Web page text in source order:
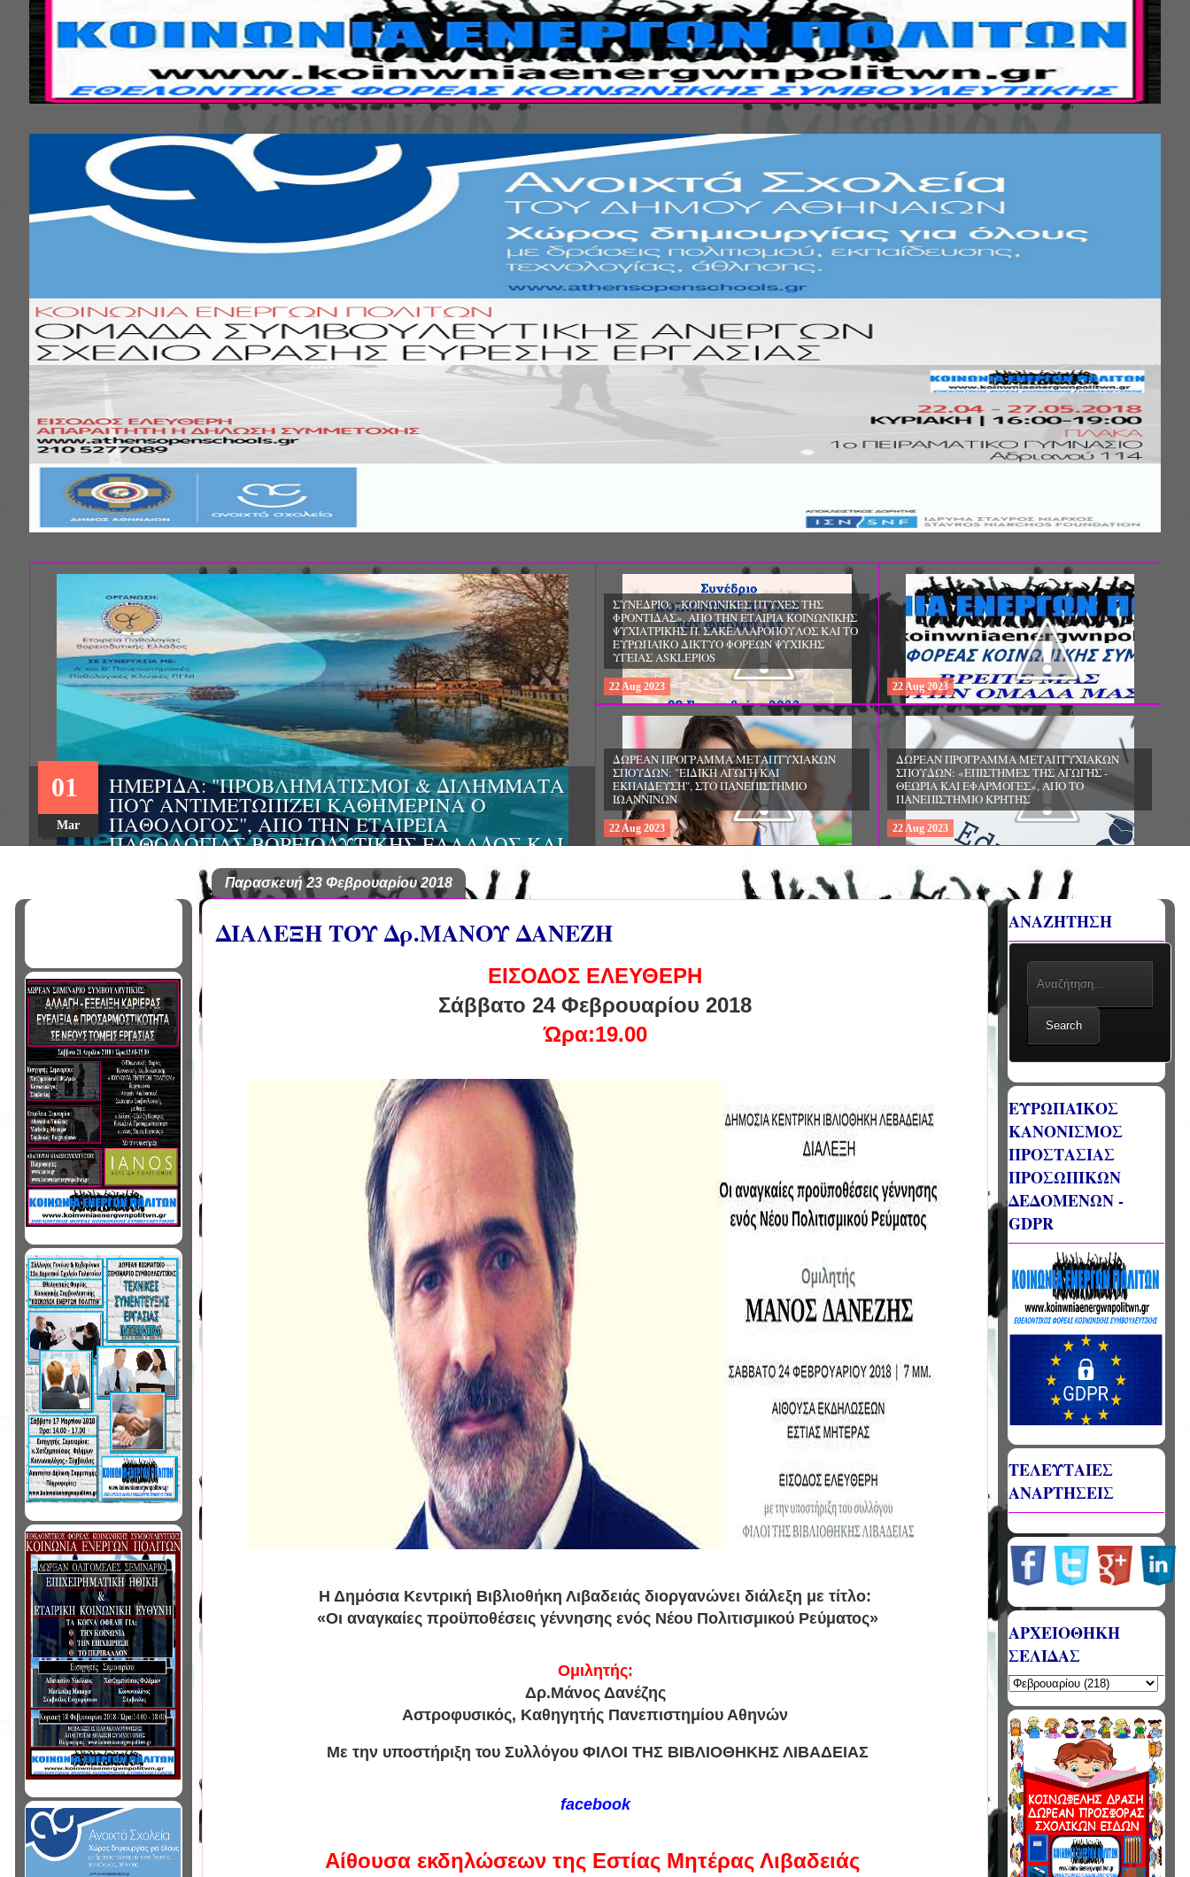
ΣΥΝΕΔΡΙΟ: «ΚΟΙΝΩΝΙΚΕΣ ΠΤΥΧΕΣ ΤΗΣ
ΦΡΟΝΤΙΔΑΣ», ΑΠΟ ΤΗΝ ΕΤΑΙΡΙΑ ΚΟΙΝΩΝΙΚΗΣ
ΨΥΧΙΑΤΡΙΚΗΣ Π. ΣΑΚΕΛΛΑΡΟΠΟΥΛΟΣ ΚΑΙ ΤΟ
EΥΡΩΠΑΪΚΟ ΔΙΚΤΥΟ ΦΟΡΕΩΝ ΨΥΧΙΚΗΣ ΥΓΕΙΑΣ
ΑSKLEPIOS
22
Aug
22Aug 2023
ΔΩΡΕΑΝ ΠΡΟΓΡΑΜΜΑ ΜΕΤΑΠΤΥΧΙΑΚΩΝ
ΣΠΟΥΔΩΝ: "ΕΙΔΙΚΗ ΑΓΩΓΗ ΚΑΙ
ΕΚΠΑΙΔΕΥΣΗ", ΣΤΟ ΠΑΝΕΠΙΣΤΗΜΙΟ
ΙΩΑΝΝΙΝΩΝ
22Aug 2023
ΔΩΡΕΑΝ ΠΡΟΓΡΑΜΜΑ ΜΕΤΑΠΤΥΧΙΑΚΩΝ
ΣΠΟΥΔΩΝ: «ΕΠΙΣΤΗΜΕΣ ΤΗΣ ΑΓΩΓΗΣ -
ΘΕΩΡΙΑ ΚΑΙ ΕΦΑΡΜΟΓΕΣ», ΑΠΟ ΤΟ
ΠΑΝΕΠΙΣΤΗΜΙΟ ΚΡΗΤΗΣ
22Aug 2023
ΔΩΡΕΑΝ ΠΡΟΓΡΑΜΜΑ ΜΕΤΑΠΤΥΧΙΑΚΩΝ
ΣΠΟΥΔΩΝ: «ΕΠΙΣΤΗΜΕΣ ΤΗΣ ΕΚΠΑΙΔΕΥΣΗΣ
ΚΑΙ ΤΗΣ ΑΓΩΓΗΣ - ΔΙΕΠΙΣΤΗΜΟΝΙΚΕΣ
ΠΡΟΣΕΓΓΙΣΕΙΣ ΣΤΗΝ ΠΡΟΣΧΟΛΙΚΗ ΚΑΙ
ΠΡΩΤΗ ΣΧΟΛΙΚΗ ΗΛΙΚΙΑ», ΑΠΟ ΤΟ
ΠΑΙΔΑΓΩΓΙΚΟ ΤΜΗΜΑ ΝΗΠΙΑΓΩΓΩΝ ΤΟΥ
ΠΑΝΕΠΙΣΤΗΜΙΟΥ ΙΩΑΝΝΙΝΩΝ
22Aug 2023
Παρασκευή 23 Φεβρουαρίου 2018
ΔΙΑΛΕΞΗ ΤΟΥ Δρ.ΜΑΝΟΥ ΔΑΝΕΖΗ
ΕΙΣΟΔΟΣ ΕΛΕΥΘΕΡΗ
Σάββατο 24 Φεβρουαρίου 2018
Ώρα:19.00
Η Δημόσια Κεντρική Βιβλιοθήκη Λιβαδειάς διοργανώνει διάλεξη με τίτλο:
«Οι αναγκαίες προϋποθέσεις γέννησης ενός Νέου Πολιτισμικού Ρεύματος»
Ομιλητής:
Δρ.Μάνος Δανέζης
Αστροφυσικός, Καθηγητής Πανεπιστημίου Αθηνών
Με την υποστήριξη του Συλλόγου ΦΙΛΟΙ ΤΗΣ ΒΙΒΛΙΟΘΗΚΗΣ ΛΙΒΑΔΕΙΑΣ
facebook
Αίθουσα εκδηλώσεων της Εστίας Μητέρας Λιβαδειάς
ΑΝΑΖΗΤΗΣΗ
Search
ΕΥΡΩΠΑΪΚΟΣ
ΚΑΝΟΝΙΣΜΟΣ
ΠΡΟΣΤΑΣΙΑΣ
ΠΡΟΣΩΠΙΚΩΝ
ΔΕΔΟΜΕΝΩΝ -
GDPR
ΤΕΛΕΥΤΑΙΕΣ
ΑΝΑΡΤΗΣΕΙΣ
ΑΡΧΕΙΟΘΗΚΗ
ΣΕΛΙΔΑΣ